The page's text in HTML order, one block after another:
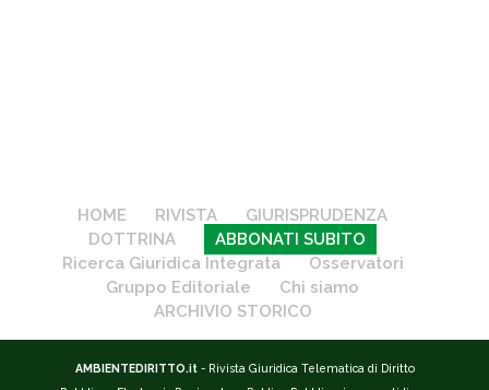
HOME RIVISTA
GIURISPRUDENZA
DOTTRINA
ABBONATI SUBITO
Ricerca Giuridica Integrata
Osservatori
Gruppo Editoriale
Chi siamo
ARCHIVIO STORICO
AMBIENTEDIRITTO.it - Rivista Giuridica Telematica di Diritto